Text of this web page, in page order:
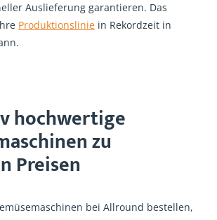
Auslieferung garantieren. Das
Produktionslinie in Rekordzeit in
hochwertige
zu
Preisen
bei Allround bestellen,